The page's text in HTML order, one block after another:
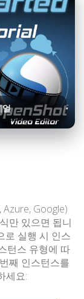
얼
Azure, Google)
만 있으면 됩니
로 실행 시 인스
턴스 유형에 따
째 인스턴스를
세요: